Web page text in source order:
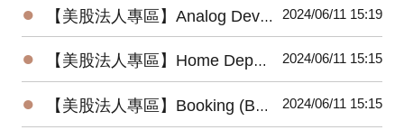
● 【美股法人專區】Analog Devices (ADI) 2024最新法說會重點摘要(5/22發布) 2024/06/11 15:19
● 【美股法人專區】Home Depot (HD) 2024最新法說會重點摘要(5/14發布) 2024/06/11 15:15
● 【美股法人專區】Booking (BKNG) 2024最新法說會重點摘要(5/2發布) 2024/06/11 15:15